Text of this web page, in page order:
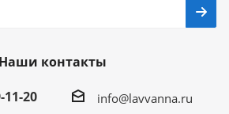
Наши контакты
11-20
info@lavvanna.ru